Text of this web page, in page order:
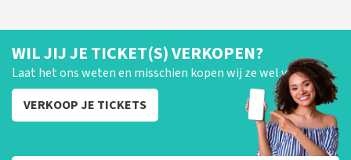
WIL JIJ JE TICKET(S) VERKOPEN?
Laat het ons weten en misschien kopen wij ze wel van je!
VERKOOP JE TICKETS